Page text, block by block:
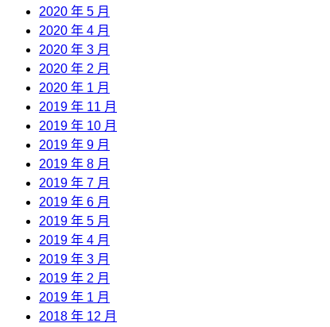
2020 年 5 月
2020 年 4 月
2020 年 3 月
2020 年 2 月
2020 年 1 月
2019 年 11 月
2019 年 10 月
2019 年 9 月
2019 年 8 月
2019 年 7 月
2019 年 6 月
2019 年 5 月
2019 年 4 月
2019 年 3 月
2019 年 2 月
2019 年 1 月
2018 年 12 月